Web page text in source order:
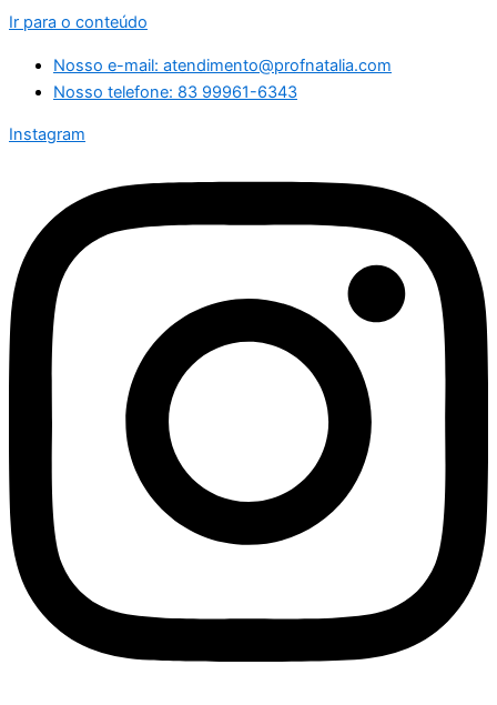
Ir para o conteúdo
Nosso e-mail: atendimento@profnatalia.com
Nosso telefone: 83 99961-6343
Instagram